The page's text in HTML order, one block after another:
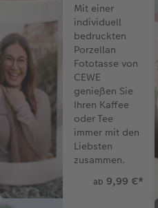
Mit einer
individuell
bedruckten
Porzellan
Fototasse von
CEWE
genießen Sie
Ihren Kaffee
oder Tee
immer mit den
Liebsten
zusammen.
ab 9,99 €*